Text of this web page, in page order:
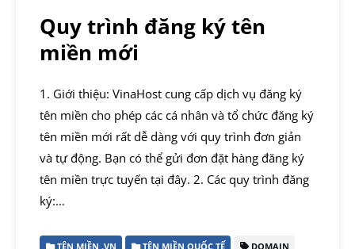
Quy trình đăng ký tên
miền mới
1. Giới thiệu: VinaHost cung cấp dịch vụ đăng ký
tên miền cho phép các cá nhân và tổ chức đăng ký
tên miền mới rất dễ dàng với quy trình đơn giản
và tự động. Bạn có thể gửi đơn đặt hàng đăng ký
tên miền trực tuyến tại đây. 2. Các quy trình đăng
ký:…
TÊN MIỀN .VN TÊN MIỀN QUỐC TẾ DOMAIN